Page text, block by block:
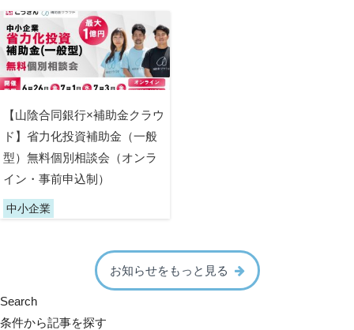
【山陰合同銀行×補助金クラウ
ド】省力化投資補助金（一般
型）無料個別相談会（オンラ
イン・事前申込制）
中小企業
お知らせをもっと見る
Search
条件から記事を探す